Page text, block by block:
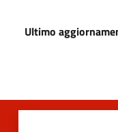
Ultimo